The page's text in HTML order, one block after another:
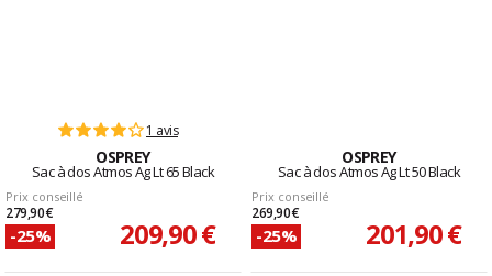
1 avis
OSPREY
Sac à dos Atmos Ag Lt 65 Black
Prix conseillé
279,90 €
-25% 209,90 €
OSPREY
Sac à dos Atmos Ag Lt 50 Black
Prix conseillé
269,90 €
-25% 201,90 €